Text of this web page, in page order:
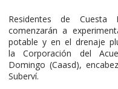
Residentes de
comenzarán a
potable y en el drenaje
la Corporación del
Domingo (Caasd),
Suberví.